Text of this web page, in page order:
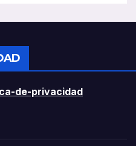
de-privacidad